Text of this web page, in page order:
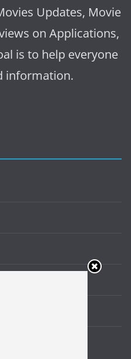
Updates, Movie
on Applications,
is to help everyone
information.